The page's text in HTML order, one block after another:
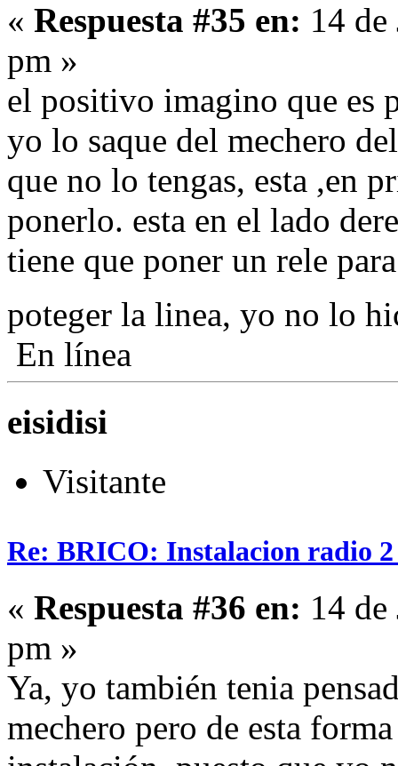
« Respuesta #35 en: 14
pm »
el positivo imagino que es
yo lo saque del mechero
que no lo tengas, esta ,en
ponerlo. esta en el lado
tiene que poner un rele
poteger la linea, yo no lo
En línea
eisidisi
Visitante
Re: BRICO: Instalacion radio
« Respuesta #36 en: 14
pm »
Ya, yo también tenia
mechero pero de esta